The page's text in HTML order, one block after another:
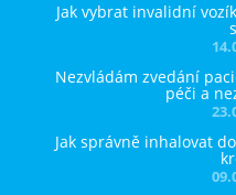
Jak vybrat invalidní
Nezvládám zvedání
péči a
Jak správně inhalovat